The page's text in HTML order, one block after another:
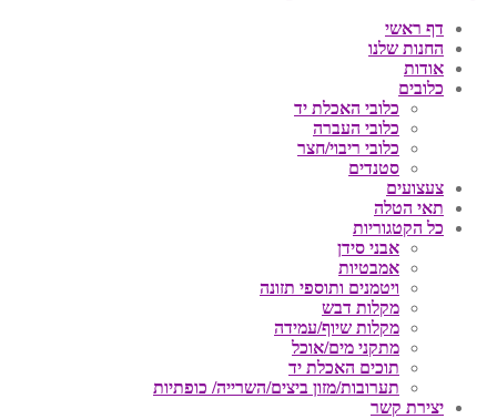
דף ראשי
החנות שלנו
אודות
כלובים
כלובי האכלת יד
כלובי העברה
כלובי ריבוי/חצר
סטנדים
צעצועים
תאי הטלה
כל הקטגוריות
אבני סידן
אמבטיות
ויטמנים ותוספי תזונה
מקלות דבש
מקלות שיוף/עמידה
מתקני מים/אוכל
תוכים האכלת יד
תערובות/מזון ביצים/השרייה/ כופתיות
יצירת קשר